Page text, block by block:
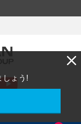
しょう!